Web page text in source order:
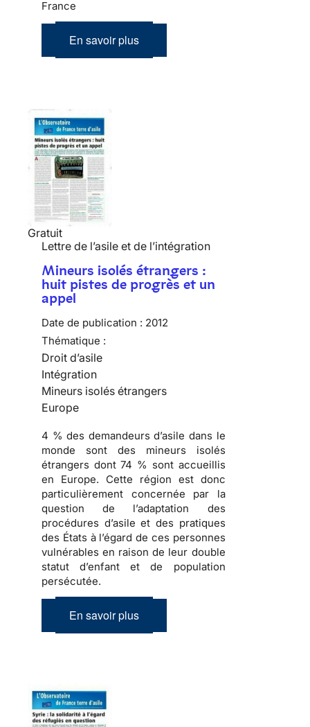
France
En savoir plus
Gratuit
Lettre de l’asile et de l’intégration
Mineurs isolés étrangers :
huit pistes de progrès et un
appel
Date de publication : 2012
Thématique :
Droit d’asile
Intégration
Mineurs isolés étrangers
Europe
4 % des demandeurs d’asile dans le
monde sont des mineurs isolés
étrangers dont 74 % sont accueillis
en Europe. Cette région est donc
particulièrement concernée par la
question de l’adaptation des
procédures d’asile et des pratiques
des États à l’égard de ces personnes
vulnérables en raison de leur double
statut d’enfant et de population
persécutée.
En savoir plus